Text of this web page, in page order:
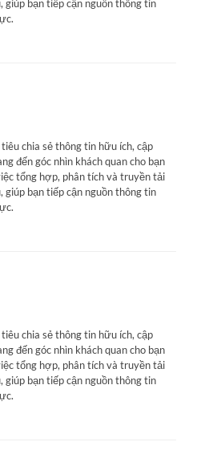
giúp bạn tiếp cận nguồn thông tin
chia sẻ thông tin hữu ích, cập
đến góc nhìn khách quan cho bạn
tổng hợp, phân tích và truyền tải
giúp bạn tiếp cận nguồn thông tin
chia sẻ thông tin hữu ích, cập
đến góc nhìn khách quan cho bạn
tổng hợp, phân tích và truyền tải
giúp bạn tiếp cận nguồn thông tin